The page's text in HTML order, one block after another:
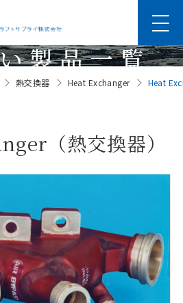
製品一覧
熱交換器 Heat Exchanger Heat
（熱交換器）